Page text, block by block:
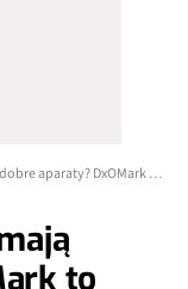
Honor 200 i 200 Pro mają dobre aparaty? DxOMark to sprawdził
to